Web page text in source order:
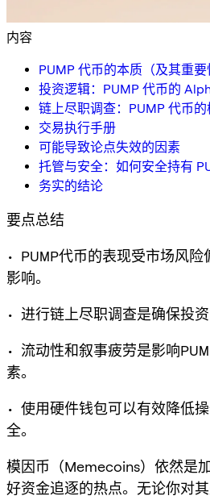
内容
PUMP 代币的本质（及其重要
投资逻辑：PUMP 代币的
链上尽职调查：PUMP 代币
交易执行手册
可能导致论点失效的因素
托管与安全：如何安全持有
务实的结论
要点总结
• PUMP代币的表现受市场风
影响。
• 进行链上尽职调查是确保投资
• 流动性和叙事疲劳是影响
素。
• 使用硬件钱包可以有效降低
全。
模因币（Memecoins）依然是
好资金追逐的热点。无论你对